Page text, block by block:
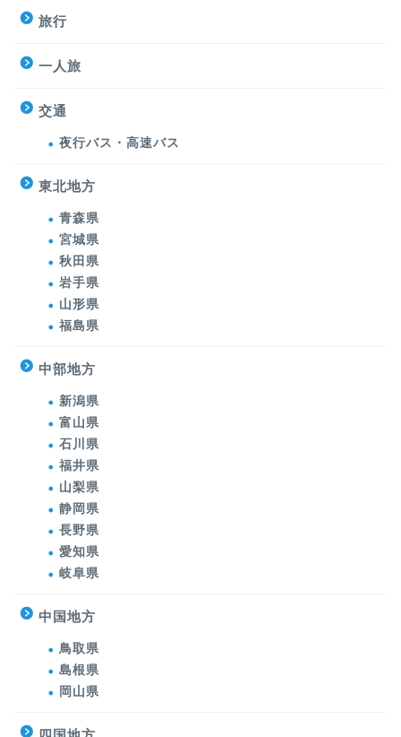
旅行
一人旅
交通
夜行バス・高速バス
東北地方
青森県
宮城県
秋田県
岩手県
山形県
福島県
中部地方
新潟県
富山県
石川県
福井県
山梨県
静岡県
長野県
愛知県
岐阜県
中国地方
鳥取県
島根県
岡山県